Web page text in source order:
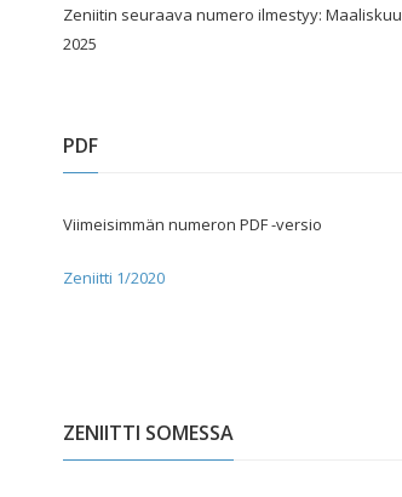
Zeniitin seuraava numero ilmestyy: Maaliskuu
2025
PDF
Viimeisimmän numeron PDF -versio
Zeniitti 1/2020
ZENIITTI SOMESSA